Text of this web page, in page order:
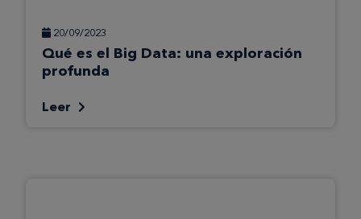
20/09/2023
Qué es el Big Data: una exploración
profunda
Leer